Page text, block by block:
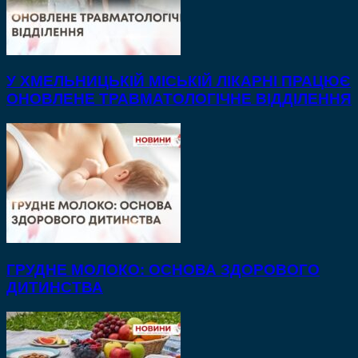
У ХМЕЛЬНИЦЬКІЙ МІСЬКІЙ ЛІКАРНІ ПРАЦЮЄ
ОНОВЛЕНЕ ТРАВМАТОЛОГІЧНЕ ВІДДІЛЕННЯ
ГРУДНЕ МОЛОКО: ОСНОВА ЗДОРОВОГО
ДИТИНСТВА